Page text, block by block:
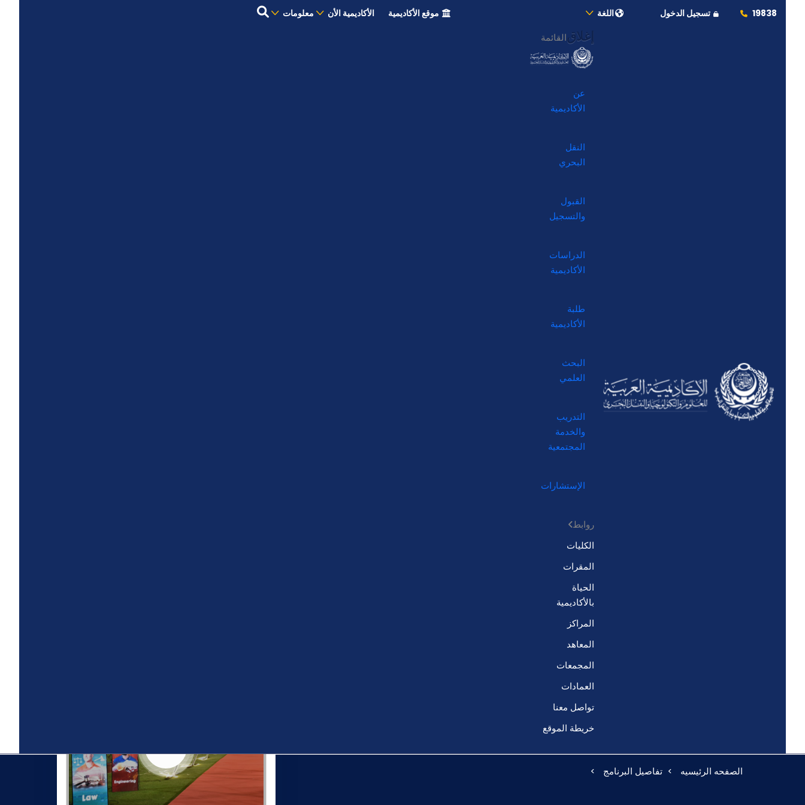
19838 تسجيل الدخول اللغة موقع الأكاديمية الأكاديمية الأن معلومات
إغلاق القائمة
عن
الأكاديمية
النقل
البحري
القبول
والتسجيل
الدراسات
الأكاديمية
طلبة
الأكاديمية
البحث
العلمي
التدريب
والخدمة
المجتمعية
الإستشارات
روابط
الكليات
المقرات
الحياة
بالأكاديمية
المراكز
المعاهد
المجمعات
العمادات
تواصل معنا
خريطة الموقع
الصفحه الرئيسيه تفاصيل البرنامج